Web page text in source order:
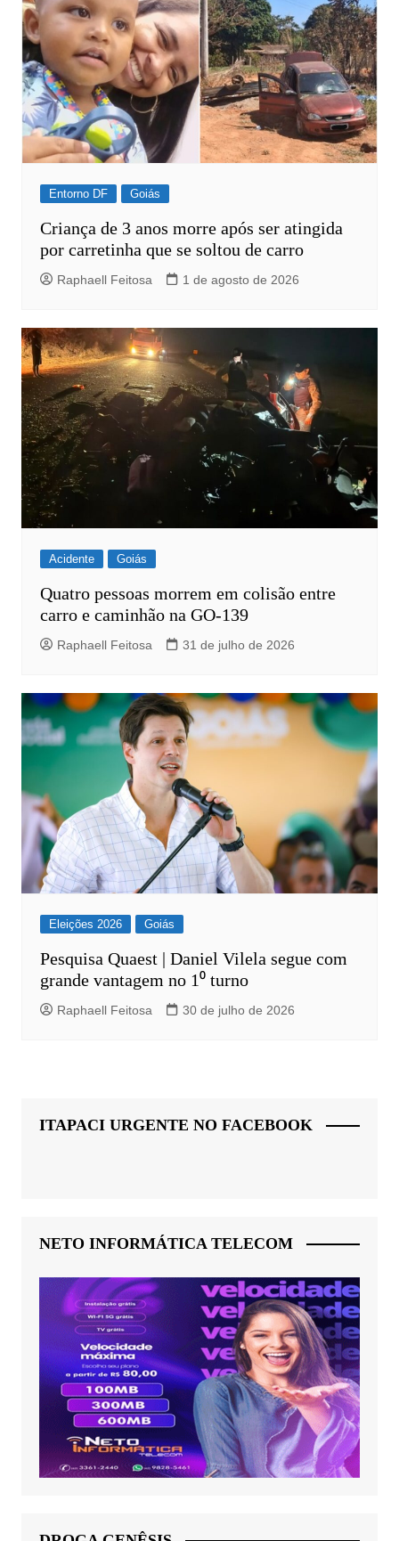
Entorno DF Goiás
Criança de 3 anos morre após ser atingida
por carretinha que se soltou de carro
Raphaell Feitosa 1 de agosto de 2026
Acidente Goiás
Quatro pessoas morrem em colisão entre
carro e caminhão na GO-139
Raphaell Feitosa 31 de julho de 2026
Eleições 2026 Goiás
Pesquisa Quaest | Daniel Vilela segue com
grande vantagem no 1⁰ turno
Raphaell Feitosa 30 de julho de 2026
ITAPACI URGENTE NO FACEBOOK
NETO INFORMÁTICA TELECOM